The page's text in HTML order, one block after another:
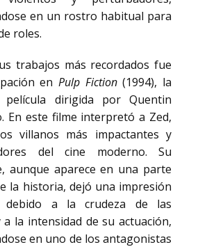
en un rostro habitual para
roles.
trabajos más recordados fue
en Pulp Fiction(1994), la
película dirigida por Quentin
En este filme interpretó a Zed,
villanos más impactantes y
del cine moderno. Su
aunque aparece en una parte
la historia, dejó una impresión
debido a la crudeza de las
a la intensidad de su actuación,
en uno de los antagonistas